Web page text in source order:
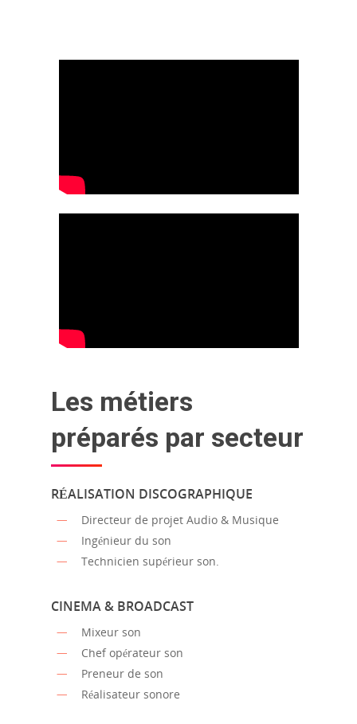
Les métiers
préparés par secteur
RÉALISATION DISCOGRAPHIQUE
Directeur de projet Audio & Musique
Ingénieur du son
Technicien supérieur son.
CINEMA & BROADCAST
Mixeur son
Chef opérateur son
Preneur de son
Réalisateur sonore